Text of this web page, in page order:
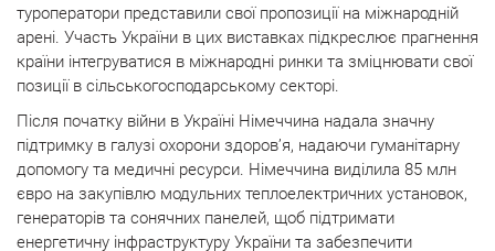
туроператори представили свої пропозиції на міжнародній
арені. Участь України в цих виставках підкреслює прагнення
країни інтегруватися в міжнародні ринки та зміцнювати свої
позиції в сільськогосподарському секторі.
Після початку війни в Україні Німеччина надала значну
підтримку в галузі охорони здоров’я, надаючи гуманітарну
допомогу та медичні ресурси. Німеччина виділила 85 млн
євро на закупівлю модульних теплоелектричних установок,
генераторів та сонячних панелей, щоб підтримати
енергетичну інфраструктуру України та забезпечити